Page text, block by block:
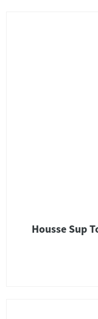
Housse Sup